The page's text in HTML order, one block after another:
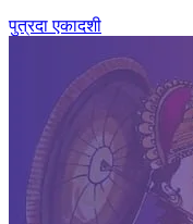
पुत्रदा एकादशी